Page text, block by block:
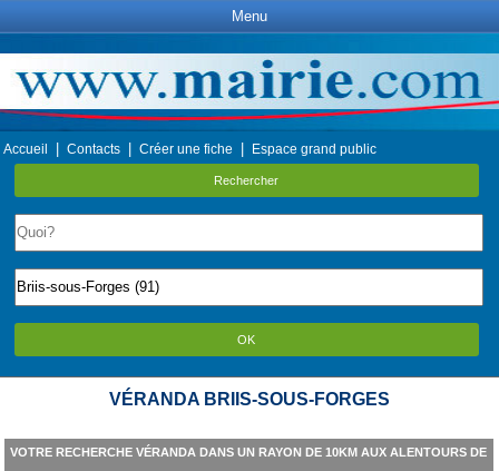
Menu
Accueil Contacts Créer une fiche Espace grand public
Rechercher
OK
VÉRANDA BRIIS-SOUS-FORGES
VOTRE RECHERCHE VÉRANDA DANS UN RAYON DE 10KM AUX ALENTOURS DE